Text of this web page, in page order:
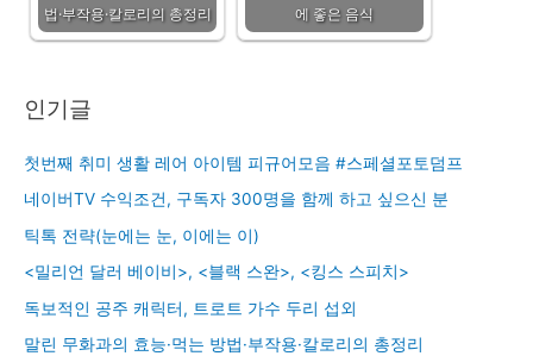
법·부작용·칼로리의 총정리
에 좋은 음식
인기글
첫번째 취미 생활 레어 아이템 피규어모음 #스페셜포토덤프
네이버TV 수익조건, 구독자 300명을 함께 하고 싶으신 분
틱톡 전략(눈에는 눈, 이에는 이)
<밀리언 달러 베이비>, <블랙 스완>, <킹스 스피치>
독보적인 공주 캐릭터, 트로트 가수 두리 섭외
말린 무화과의 효능·먹는 방법·부작용·칼로리의 총정리